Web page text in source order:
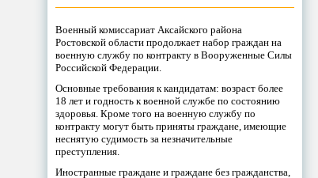
Военный комиссариат Аксайского района
Ростовской области продолжает набор граждан на
военную службу по контракту в Вооруженные Силы
Российской Федерации.
Основные требования к кандидатам: возраст более
18 лет и годность к военной службе по состоянию
здоровья. Кроме того на военную службу по
контракту могут быть приняты граждане, имеющие
неснятую судимость за незначительные
преступления.
Иностранные граждане и граждане без гражданства,